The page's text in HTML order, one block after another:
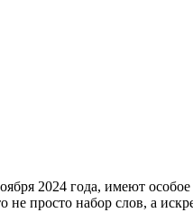
2024 года, имеют
просто набор слов, а